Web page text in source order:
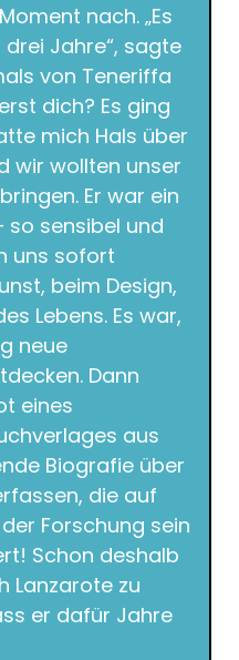
nach. „Es
Jahre“, sagte
von Teneriffa
dich? Es ging
mich Hals über
wir wollten unser
Er war ein
so sensibel und
uns sofort
beim Design,
Lebens. Es war,
neue
Dann
eines
aus
Biografie über
die auf
Forschung sein
Schon deshalb
Lanzarote zu
er dafür Jahre